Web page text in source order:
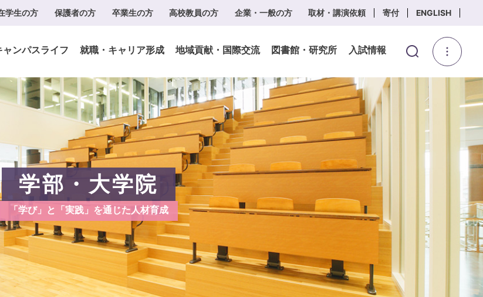
学生の方 保護者の方 卒業生の方 高校教員の方 企業・一般の方 取材・講演依頼 寄付 ENGLISH
ャンパスライフ 就職・キャリア形成 地域貢献・国際交流 図書館・研究所 入試情報
学部・大学院
「学び」と「実践」を通じた人材育成